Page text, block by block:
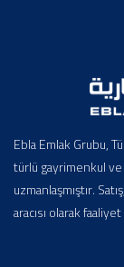
Ebla Emlak Grubu,
türlü gayrimenkul
uzmanlaşmıştır.
aracısı olarak